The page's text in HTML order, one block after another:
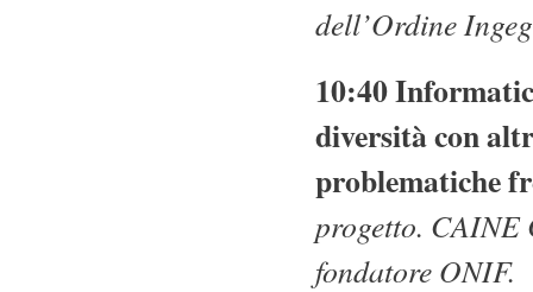
dell’Ordine
10:40
diversità con
problematiche
progetto. CAINE
fondatore ONIF.